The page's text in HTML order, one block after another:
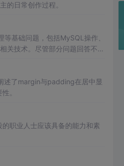
的日常创作过程。
基础问题，包括MySQL操作、
关技术。尽管部分问题回答不够
述了margin与padding在居中显
。
职业人士应该具备的能力和素